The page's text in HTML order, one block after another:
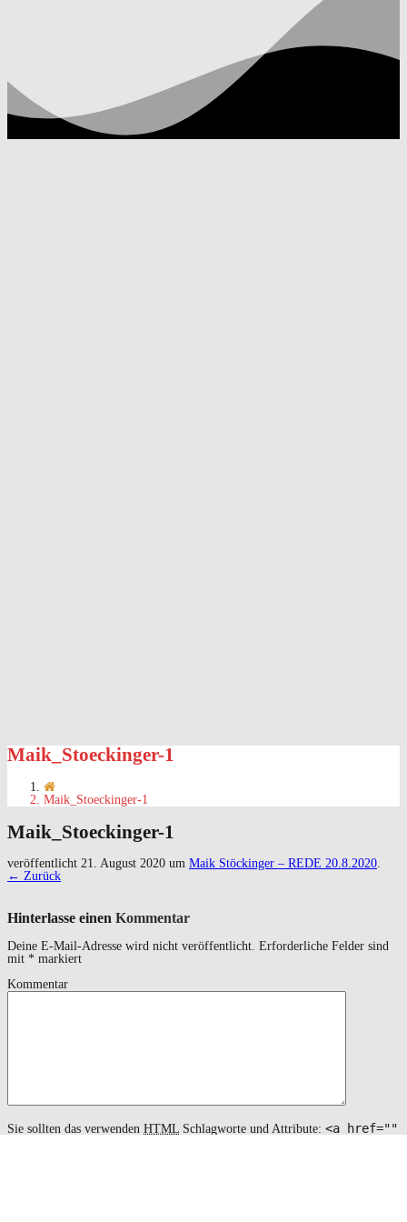
Maik_Stoeckinger-1
Maik_Stoeckinger-1
Maik_Stoeckinger-1
veröffentlicht 21. August 2020 um Maik Stöckinger – REDE 20.8.2020.
← Zurück
Hinterlasse einen Kommentar
Deine E-Mail-Adresse wird nicht veröffentlicht. Erforderliche Felder sind
mit * markiert
Kommentar
Sie sollten das verwenden HTML Schlagworte und Attribute: <a href=""